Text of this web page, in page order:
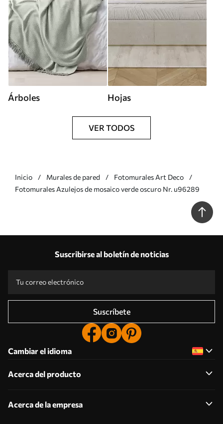
Árboles Hojas
VER TODOS
Inicio Murales de pared
Fotomurales Art Deco
Fotomurales Azulejos de mosaico verde oscuro Nr. u96289
Suscribirse al boletín de noticias
Suscríbete
Cambiar el idioma
Acerca del producto
Acerca de la empresa